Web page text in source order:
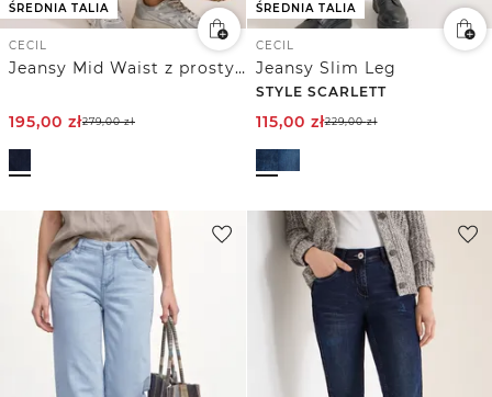
ŚREDNIA TALIA
CECIL
Jeansy Mid Waist z prostymi nogawkami
195,00 zł279,00zł
ŚREDNIA TALIA
CECIL
Jeansy Slim Leg
STYLE SCARLETT
115,00 zł229,00zł